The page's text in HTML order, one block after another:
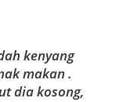
kenyang
makan .
dia kosong,